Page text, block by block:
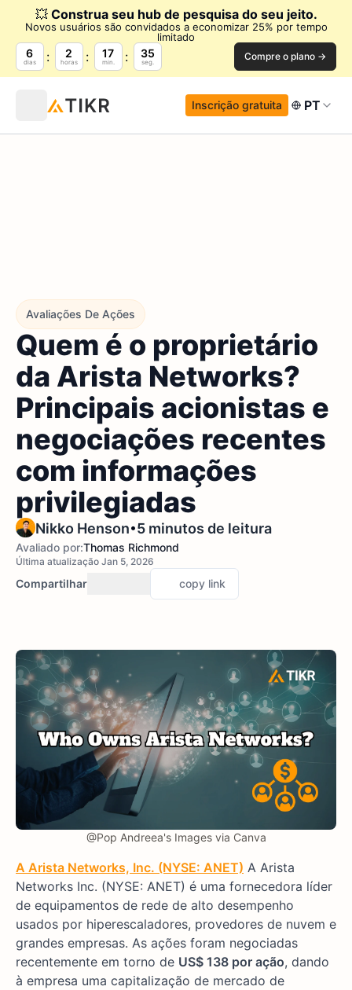
💥 Construa seu hub de pesquisa do seu jeito.
Novos usuários são convidados a economizar 25% por tempo
limitado
6
dias
2
horas
17
min.
34
seg. Compre o plano →
Inscrição gratuita PT
Avaliações De Ações
Quem é o proprietário
da Arista Networks?
Principais acionistas e
negociações recentes
com informações
privilegiadas
Nikko Henson•5 minutos de leitura
Avaliado por:Thomas Richmond
Última atualização Jan 5, 2026
Compartilhar copy link
@Pop Andreea's Images via Canva
A Arista Networks, Inc. (NYSE: ANET) A Arista
Networks Inc. (NYSE: ANET) é uma fornecedora líder
de equipamentos de rede de alto desempenho
usados por hiperescaladores, provedores de nuvem e
grandes empresas. As ações foram negociadas
recentemente em torno de US$ 138 por ação, dando
à empresa uma capitalização de mercado de